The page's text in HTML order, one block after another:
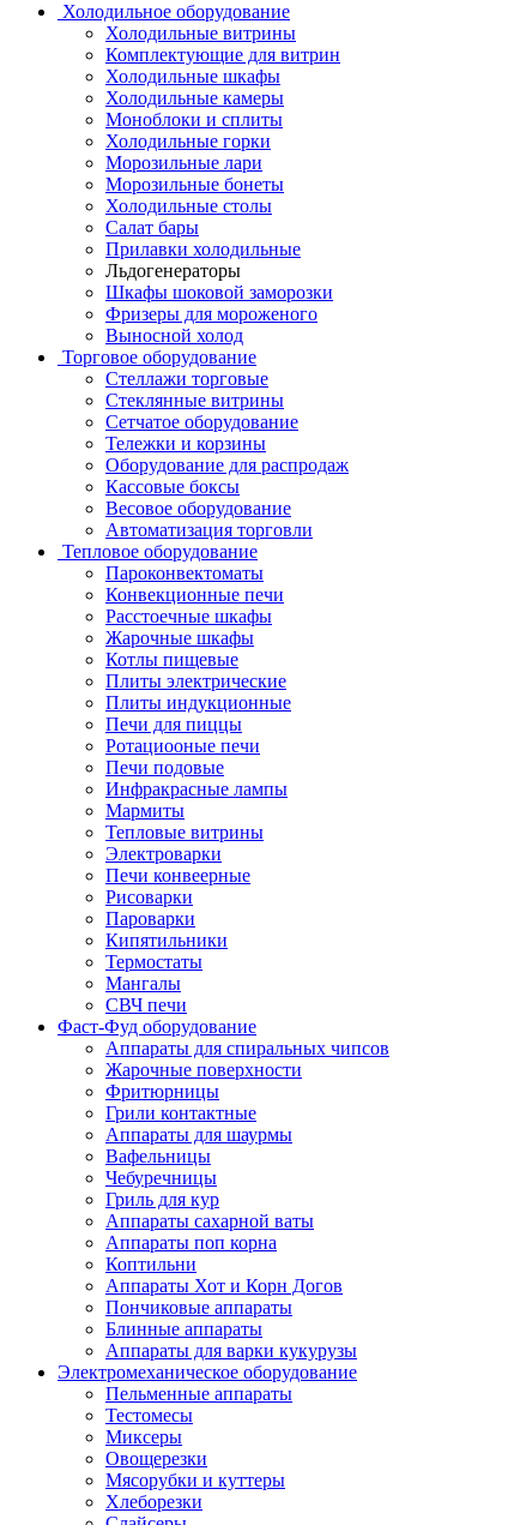
Холодильное оборудование
Холодильные витрины
Комплектующие для витрин
Холодильные шкафы
Холодильные камеры
Моноблоки и сплиты
Холодильные горки
Морозильные лари
Морозильные бонеты
Холодильные столы
Салат бары
Прилавки холодильные
Льдогенераторы
Шкафы шоковой заморозки
Фризеры для мороженого
Выносной холод
Торговое оборудование
Стеллажи торговые
Стеклянные витрины
Сетчатое оборудование
Тележки и корзины
Оборудование для распродаж
Кассовые боксы
Весовое оборудование
Автоматизация торговли
Тепловое оборудование
Пароконвектоматы
Конвекционные печи
Расстоечные шкафы
Жарочные шкафы
Котлы пищевые
Плиты электрические
Плиты индукционные
Печи для пиццы
Ротациооные печи
Печи подовые
Инфракрасные лампы
Мармиты
Тепловые витрины
Электроварки
Печи конвеерные
Рисоварки
Пароварки
Кипятильники
Термостаты
Мангалы
СВЧ печи
Фаст-Фуд оборудование
Аппараты для спиральных чипсов
Жарочные поверхности
Фритюрницы
Грили контактные
Аппараты для шаурмы
Вафельницы
Чебуречницы
Гриль для кур
Аппараты сахарной ваты
Аппараты поп корна
Коптильни
Аппараты Хот и Корн Догов
Пончиковые аппараты
Блинные аппараты
Аппараты для варки кукурузы
Электромеханическое оборудование
Пельменные аппараты
Тестомесы
Миксеры
Овощерезки
Мясорубки и куттеры
Хлеборезки